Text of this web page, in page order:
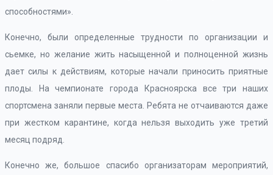
способностями».
Конечно, были определенные трудности по организации и
сьемке, но желание жить насыщенной и полноценной жизнь
дает силы к действиям, которые начали приносить приятные
плоды. На чемпионате города Красноярска все три наших
спортсмена заняли первые места. Ребята не отчаиваются даже
при жестком карантине, когда нельзя выходить уже третий
месяц подряд.
Конечно же, большое спасибо организаторам мероприятий,